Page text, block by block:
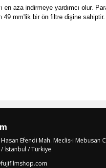
aza indirmeye yardımcı olur.
49 mm'lik bir ön filtre dişine sahiptir.
Efendi Mah. Meclis-i Mebusan
İstanbul / Türkiye